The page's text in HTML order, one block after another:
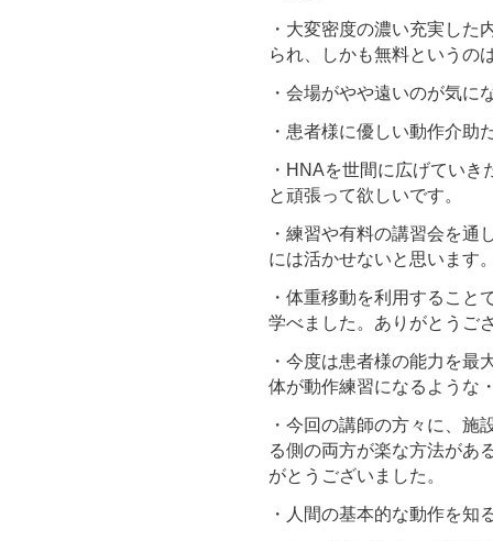
・大変密度の濃い充実した
られ、しかも無料というの
・会場がやや遠いのが気に
・患者様に優しい動作介助
・HNAを世間に広げてい
と頑張って欲しいです。
・練習や有料の講習会を通
には活かせないと思います
・体重移動を利用すること
学べました。ありがとうご
・今度は患者様の能力を最
体が動作練習になるような
・今回の講師の方々に、施
る側の両方が楽な方法があ
がとうございました。
・人間の基本的な動作を知